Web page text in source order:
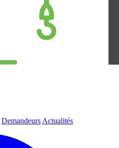
Demandeurs Actualités